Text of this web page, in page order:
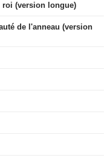
roi (version longue)
de l'anneau (version